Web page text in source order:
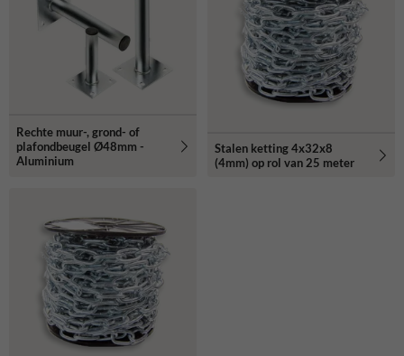
Rechte muur-, grond- of
plafondbeugel Ø48mm -
Aluminium
Stalen ketting 4x32x8
(4mm) op rol van 25 meter